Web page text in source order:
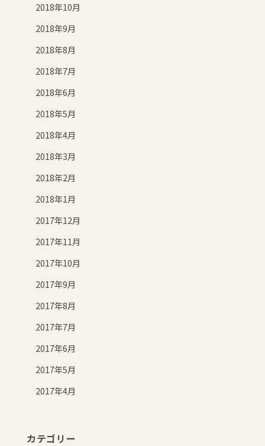
2018年10月
2018年9月
2018年8月
2018年7月
2018年6月
2018年5月
2018年4月
2018年3月
2018年2月
2018年1月
2017年12月
2017年11月
2017年10月
2017年9月
2017年8月
2017年7月
2017年6月
2017年5月
2017年4月
カテゴリー